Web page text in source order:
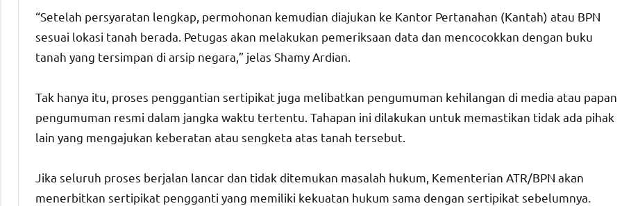
“Setelah persyaratan lengkap, permohonan kemudian diajukan ke Kantor Pertanahan (Kantah) atau BPN
sesuai lokasi tanah berada. Petugas akan melakukan pemeriksaan data dan mencocokkan dengan buku
tanah yang tersimpan di arsip negara,” jelas Shamy Ardian.
Tak hanya itu, proses penggantian sertipikat juga melibatkan pengumuman kehilangan di media atau papan
pengumuman resmi dalam jangka waktu tertentu. Tahapan ini dilakukan untuk memastikan tidak ada pihak
lain yang mengajukan keberatan atau sengketa atas tanah tersebut.
Jika seluruh proses berjalan lancar dan tidak ditemukan masalah hukum, Kementerian ATR/BPN akan
menerbitkan sertipikat pengganti yang memiliki kekuatan hukum sama dengan sertipikat sebelumnya.